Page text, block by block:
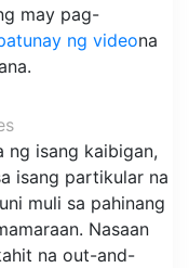
may pag-
ng videona
ng isang kaibigan,
isang partikular na
muli sa pahinang
Nasaan
na out-and-